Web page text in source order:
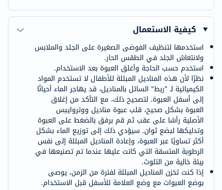
كيفية الاستعمال
استخدمها لتنظيف الفوضى الصغيرة على الجلد والملابس
ولانتعاش الجلد في الطقس الحار.
استخدم حسب الحاجة وأغلق العبوة بعد الاستخدام.
نظرًا لأن هذه المناديل المبللة للأطفال لا تستخدم المواد
الكيميائية لـ "ربط" السائل بالمناديل، قد يهاجر الماء أحيانًا
إلى أسفل العبوة. لتصحيح ذلك، مع التأكد من إغلاق
العبوة بشكل صحيح، قلب عبوة مناديل ووتروايبس
الأصلية رأسًا على عقب ثم قم برفق بالضغط على العبوة
وتدليكها لبضع ثوان. سيؤدي ذلك إلى توزيع الماء بشكل
أكثر تساويًا عبر العبوة، وإعادة المناديل المبللة إلى نفس
الرطوبة المتسقة التي كانت عليها عندما تم تصنيعها في
بيئة خالية من التلوث.
إذا كنت تخزن المناديل المبللة لفترة من الزمن، يوصى
بوضع العبوات مع وضع العلامة للأسفل قبل الاستخدام.